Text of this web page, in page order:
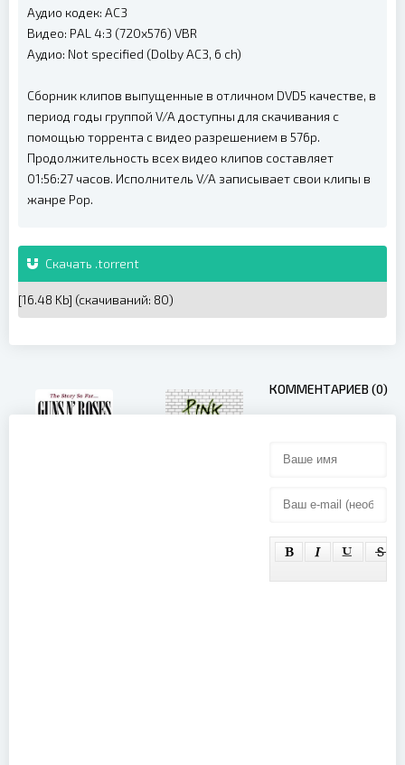
Аудио кодек: AC3
Видео: PAL 4:3 (720x576) VBR
Аудио: Not specified (Dolby AC3, 6 ch)
Сборник клипов выпущенные в отличном DVD5 качестве, в
период годы группой V/A доступны для скачивания с
помощью торрента с видео разрешением в 576p.
Продолжительность всех видео клипов составляет
01:56:27 часов. Исполнитель V/A записывает свои клипы в
жанре Pop.
Скачать .torrent
[16.48 Kb] (cкачиваний: 80)
КОММЕНТАРИЕВ (0)